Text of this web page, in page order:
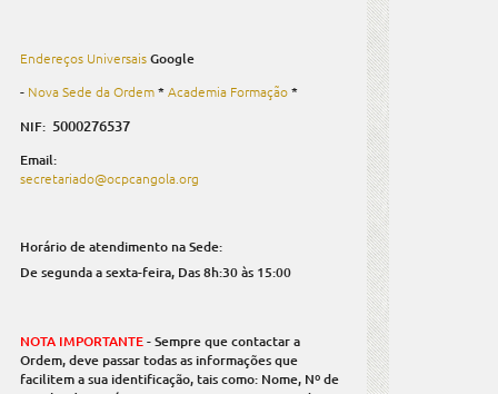
Endereços UniversaisGoogle
- Nova Sede da Ordem*Academia Formação*
NIF: 5000276537
Email:
secretariado@ocpcangola.org
Horário de atendimento na Sede:
De segunda a sexta-feira, Das 8h:30 às 15:00
NOTA IMPORTANTE- Sempre que contactar a
Ordem, deve passar todas as informações que
facilitem a sua identificação, tais como: Nome, Nº de